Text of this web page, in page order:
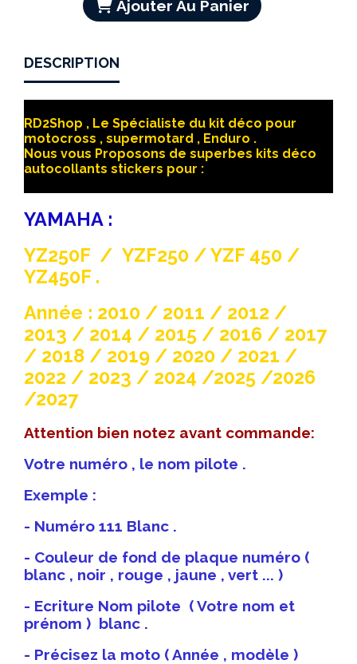
Ajouter Au Panier
DESCRIPTION
RD2Shop , Le Spécialiste du kit déco pour
motocross , supermotard , Enduro .
Nous vous Proposons de superbes kits déco
autocollants stickers pour :
YAMAHA :
YZ250F / YZF250 / YZF 450 /
YZ450F .
Année : 2010 / 2011 / 2012 /
2013 / 2014 / 2015 / 2016 / 2017
/ 2018 / 2019 / 2020 / 2021 /
2022 / 2023 / 2024 /2025 /2026
/2027
Attention bien notez avant commande:
Votre numéro , le nom pilote .
Exemple :
- Numéro 111 Blanc .
- Couleur de fond de plaque numéro (
blanc , noir , rouge , jaune , vert ... )
- Ecriture Nom pilote ( Votre nom et
prénom ) blanc .
- Précisez la moto ( Année , modèle )